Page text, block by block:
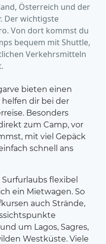
Österreich und der
Der wichtigste
Von dort kommst du
bequem mit Shuttle,
Verkehrsmitteln
bieten einen
dir bei der
Besonders
zum Camp, vor
mit viel Gepäck
schnell ans
flexibel
ein Mietwagen. So
auch Strände,
um Lagos, Sagres,
Westküste. Viele